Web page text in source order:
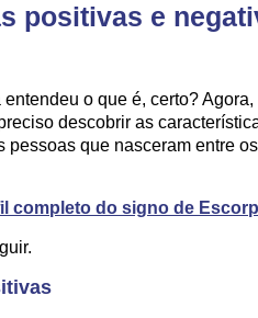
positivas e
o que é, certo?
descobrir as
pessoas que nasceram entre
completo do signo de